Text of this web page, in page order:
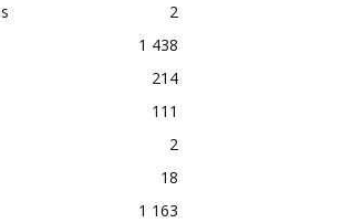
2
1 438
214
111
2
18
1 163